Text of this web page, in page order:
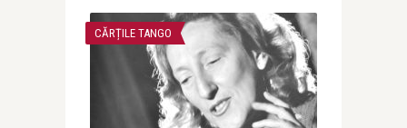
CĂRȚILE TANGO